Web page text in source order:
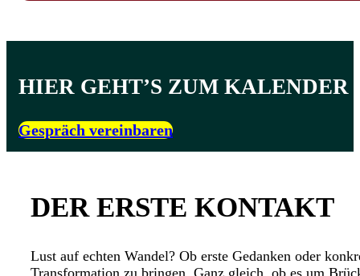
HIER GEHT’S ZUM KALENDER
Gespräch vereinbaren
DER ERSTE KONTAKT
Lust auf echten Wandel? Ob erste Gedanken oder
Transformation zu bringen. Ganz gleich, ob es um